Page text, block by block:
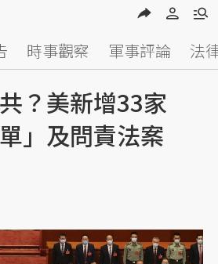
時事觀察 軍事評論 法
？美新增33家
」及問責法案